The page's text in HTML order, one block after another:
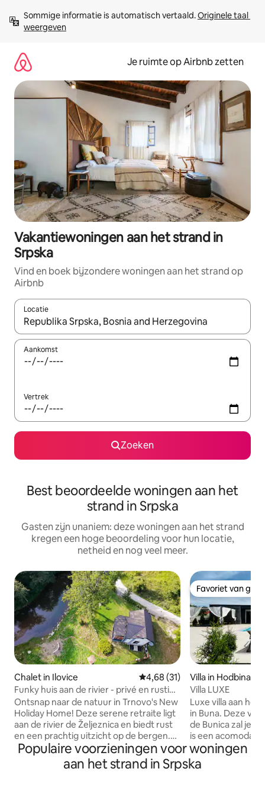
direct
naar
Sommige informatie is automatisch vertaald. Originele taal
weergeven
Je ruimte op Airbnb zetten
Vakantiewoningen aan het strand in
Srpska
Vind en boek bijzondere woningen aan het strand op
Airbnb
Locatie
Wanneer er suggesties beschikbaar zijn, maak je een keuze
Aankomst
Vertrek
Zoeken
Best beoordeelde woningen aan het
strand in Srpska
Gasten zijn unaniem: deze woningen aan het strand
kregen een hoge beoordeling voor hun locatie,
netheid en nog veel meer.
Chalet in Ilovice Gemiddelde beoordeling van
4,68 (31)
Funky huis aan de rivier - privé en rustig
toevluchtsoord
Ontsnap naar de natuur in Trnovo's New
Holiday Home! Deze serene retraite ligt
aan de rivier de Željeznica en biedt rust
en een prachtig uitzicht op de bergen.
Op slechts 15 km van Igman, 20 km van
Bjelašnica en de luchthaven van
Sarajevo, is het perfect voor maximaal 4
Favoriet van
Favoriet van
Villa in Hodbina
Villa LUXE
Luxe villa aan het
in Buna. Deze
de Bunica zal je
is een
met drie
mindervaliden.
voordelen, op
Populaire voorzieningen voor woningen
aan het strand in Srpska